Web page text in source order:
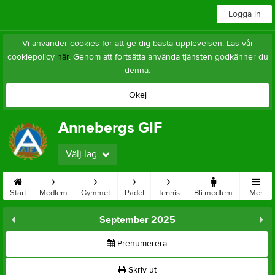
Logga in
Vi använder cookies för att ge dig bästa upplevelsen. Läs vår
cookiepolicy här. Genom att fortsätta använda tjänsten godkänner du
denna.
Okej
Annebergs GIF
Välj lag
Start Medlem Gymmet Padel Tennis Bli medlem Mer
September 2025
Prenumerera
Skriv ut